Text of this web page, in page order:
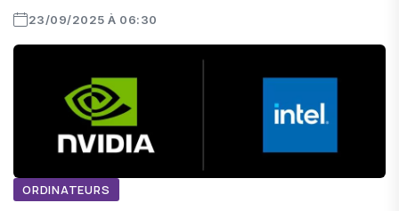
23/09/2025 À 06:30
ORDINATEURS